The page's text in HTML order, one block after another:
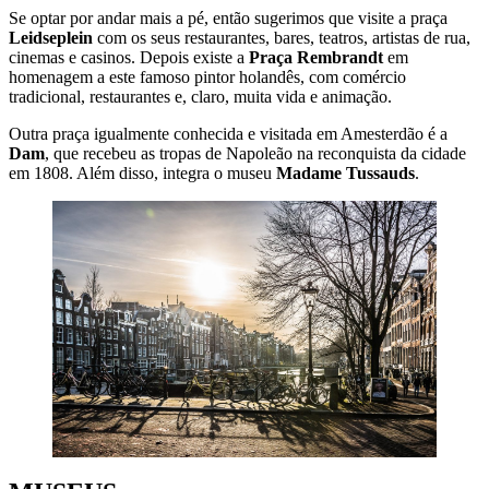
Se optar por andar mais a pé, então sugerimos que visite a praça
Leidseplein com os seus restaurantes, bares, teatros, artistas de rua,
cinemas e casinos. Depois existe a Praça Rembrandt em
homenagem a este famoso pintor holandês, com comércio
tradicional, restaurantes e, claro, muita vida e animação.
Outra praça igualmente conhecida e visitada em Amesterdão é a
Dam, que recebeu as tropas de Napoleão na reconquista da cidade
em 1808. Além disso, integra o museu Madame Tussauds.